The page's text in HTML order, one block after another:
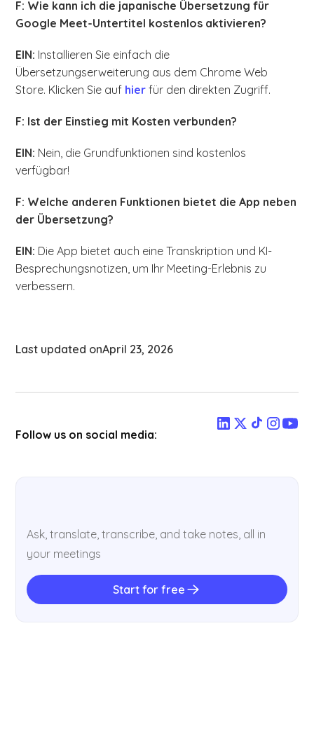
F: Wie kann ich die japanische Übersetzung für
Google Meet-Untertitel kostenlos aktivieren?
EIN: Installieren Sie einfach die
Übersetzungserweiterung aus dem Chrome Web
Store. Klicken Sie auf hier für den direkten Zugriff.
F: Ist der Einstieg mit Kosten verbunden?
EIN: Nein, die Grundfunktionen sind kostenlos
verfügbar!
F: Welche anderen Funktionen bietet die App neben
der Übersetzung?
EIN: Die App bietet auch eine Transkription und KI-
Besprechungsnotizen, um Ihr Meeting-Erlebnis zu
verbessern.
Last updated onApril 23, 2026
Follow us on social media:
Ask, translate, transcribe, and take notes, all in
your meetings
Start for free